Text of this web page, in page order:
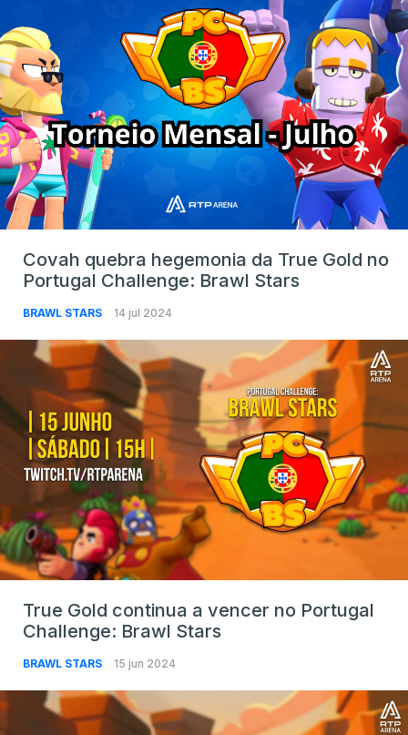
Covah quebra hegemonia da True Gold no
Portugal Challenge: Brawl Stars
BRAWL STARS 14 jul 2024
True Gold continua a vencer no Portugal
Challenge: Brawl Stars
BRAWL STARS 15 jun 2024